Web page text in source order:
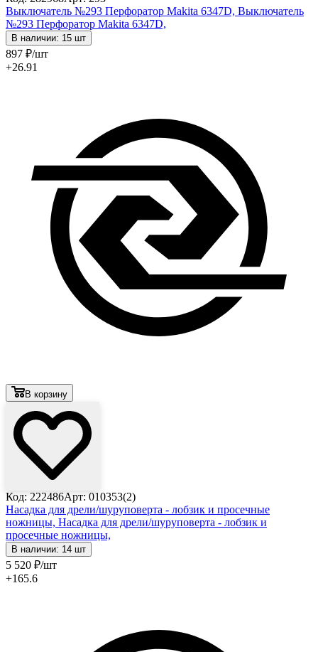
Выключатель №293 Перфоратор Makita 6347D, Выключатель
№293 Перфоратор Makita 6347D,
В наличии: 15 шт
897 ₽/шт
+26.91
В корзину
Код: 222486Арт: 010353(2)
Насадка для дрели/шуруповерта - лобзик и просечные
ножницы, Насадка для дрели/шуруповерта - лобзик и
просечные ножницы,
В наличии: 14 шт
5 520 ₽/шт
+165.6